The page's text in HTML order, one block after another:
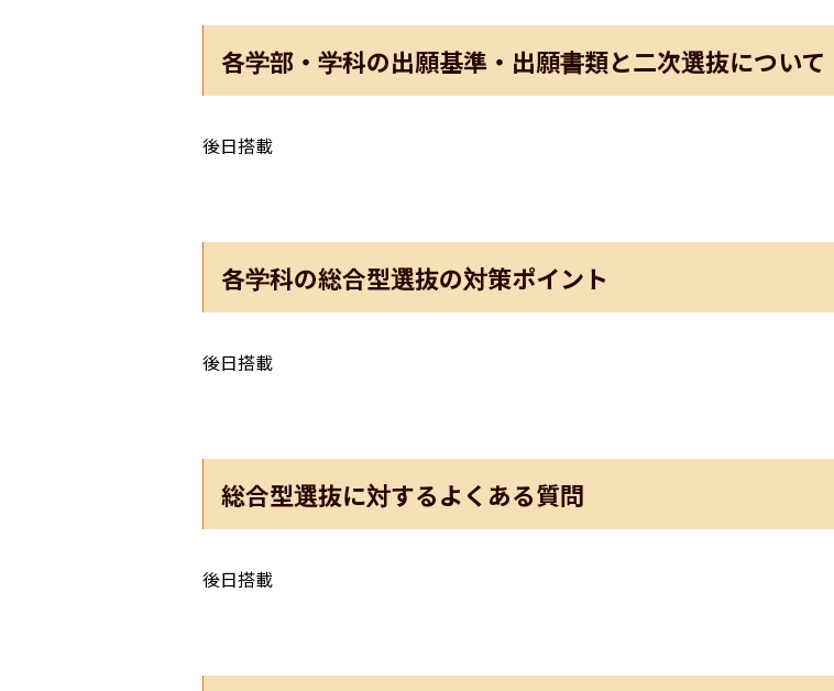
各学部・学科の出願基準・出願書類と二次選抜について
後日搭載
各学科の総合型選抜の対策ポイント
後日搭載
総合型選抜に対するよくある質問
後日搭載